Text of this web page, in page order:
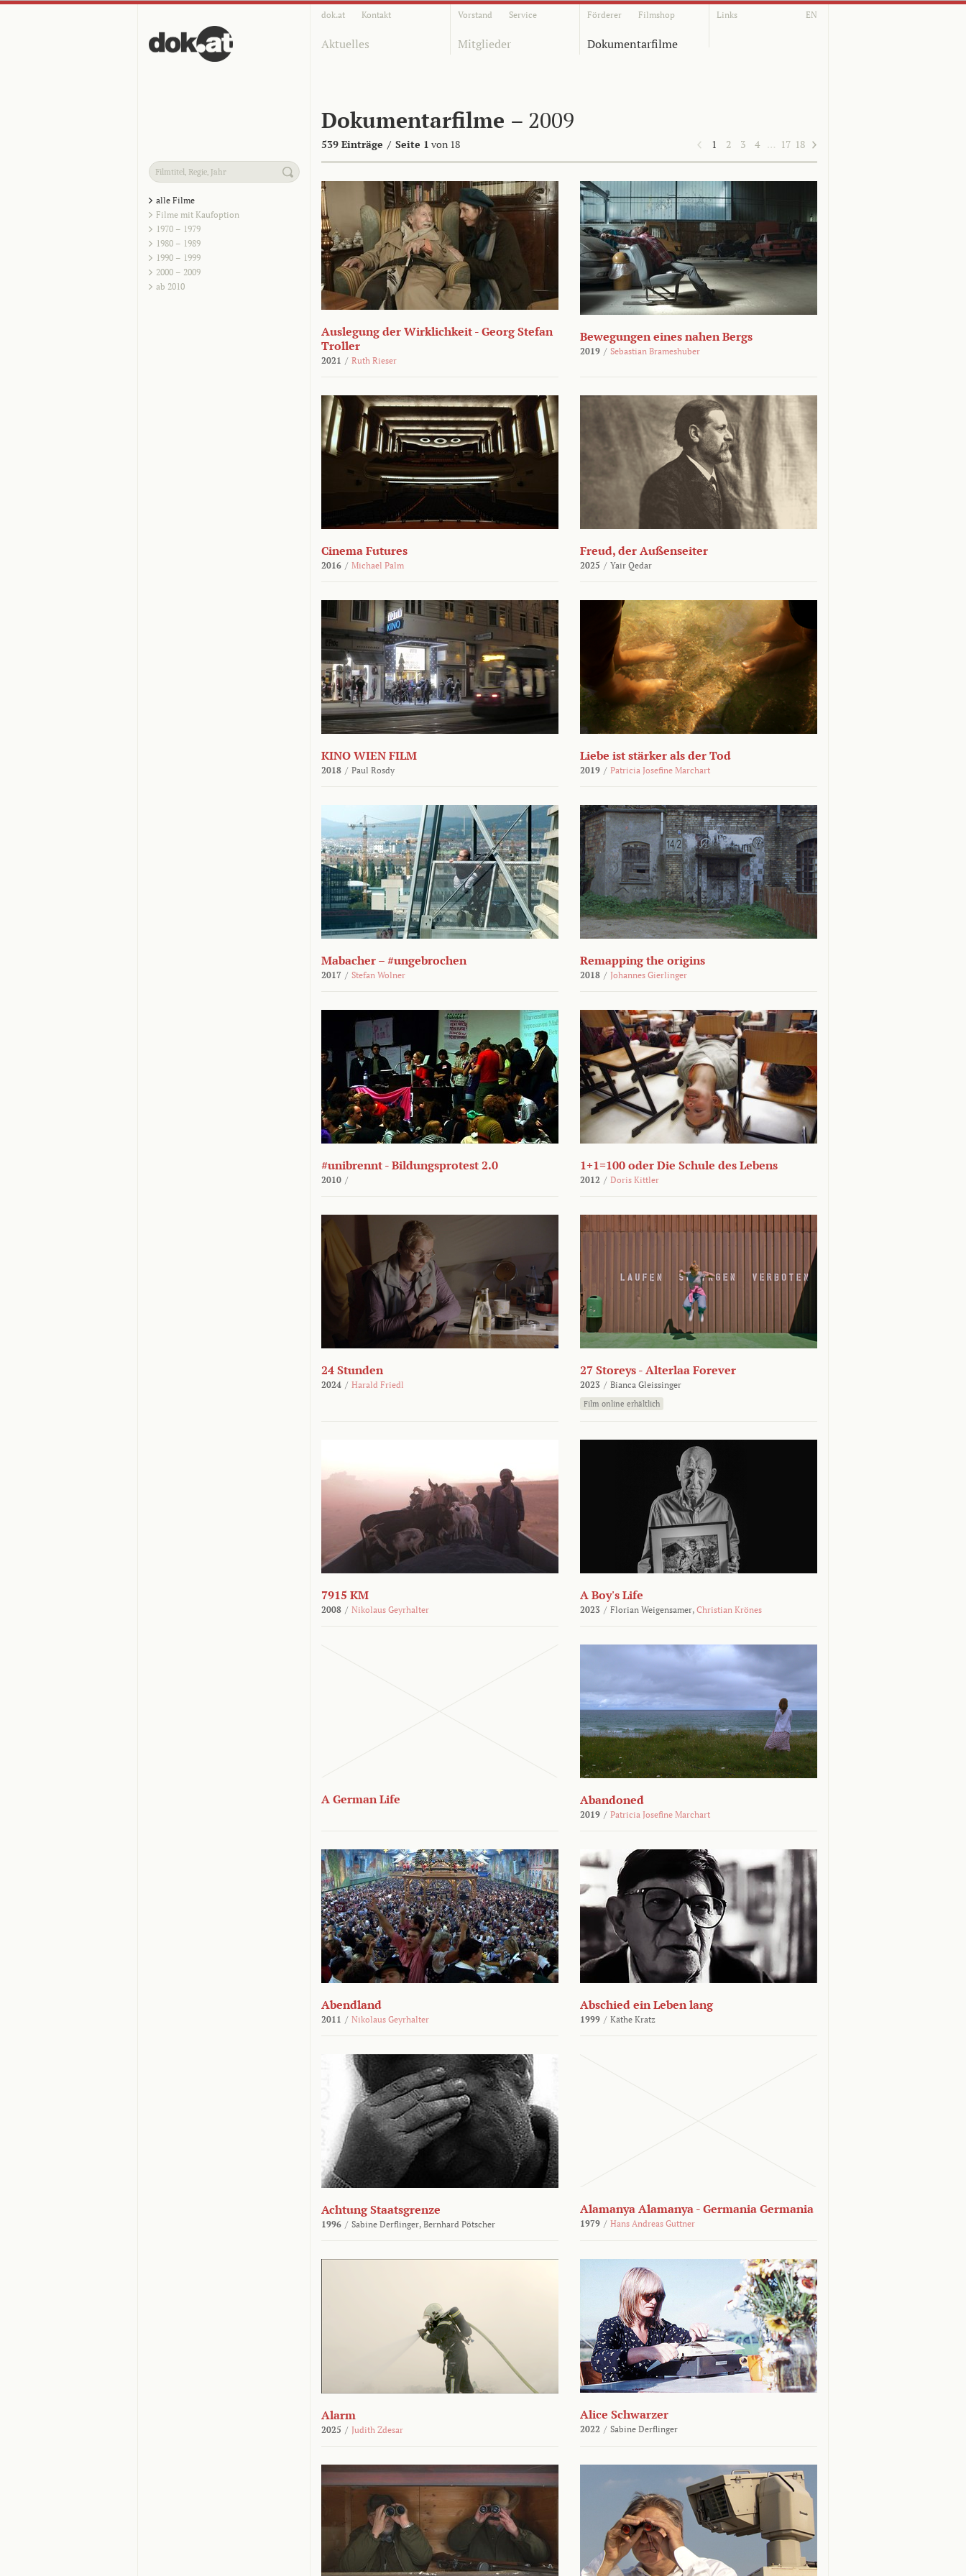
dok.at Kontakt Vorstand Service Förderer Filmshop Links EN
Aktuelles Mitglieder Dokumentarfilme
Dokumentarfilme – 2009
539 Einträge / Seite 1 von 18 1 2 3 4 … 17 18
alle Filme
Filme mit Kaufoption
1970 – 1979
1980 – 1989
1990 – 1999
2000 – 2009
ab 2010
Auslegung der Wirklichkeit - Georg Stefan
Troller
2021 / Ruth Rieser
Bewegungen eines nahen Bergs
2019 / Sebastian Brameshuber
Cinema Futures
2016 / Michael Palm
Freud, der Außenseiter
2025 / Yair Qedar
KINO WIEN FILM
2018 / Paul Rosdy
Liebe ist stärker als der Tod
2019 / Patricia Josefine Marchart
Mabacher – #ungebrochen
2017 / Stefan Wolner
Remapping the origins
2018 / Johannes Gierlinger
#unibrennt - Bildungsprotest 2.0
2010 /
1+1=100 oder Die Schule des Lebens
2012 / Doris Kittler
24 Stunden
2024 / Harald Friedl
27 Storeys - Alterlaa Forever
2023 / Bianca Gleissinger
Film online erhältlich
7915 KM
2008 / Nikolaus Geyrhalter
A Boy's Life
2023 / Florian Weigensamer, Christian Krönes
A German Life Abandoned
2019 / Patricia Josefine Marchart
Abendland
2011 / Nikolaus Geyrhalter
Abschied ein Leben lang
1999 / Käthe Kratz
Achtung Staatsgrenze
1996 / Sabine Derflinger, Bernhard Pötscher
Alamanya Alamanya - Germania Germania
1979 / Hans Andreas Guttner
Alarm
2025 / Judith Zdesar
Alice Schwarzer
2022 / Sabine Derflinger